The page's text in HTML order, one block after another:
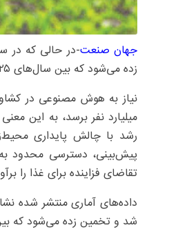
جهان صنعت
زده می‌شود که بین سال‌های ۲۰۲۵ تا ۲۰۳۴، نرخ رشد مرکب سالانه ۳/۲۶درصد را ثبت کند.
رشد با چالش پایداری
پیش‌بینی، دسترسی محدود
تقاضای فزاینده برای غذا را
شد و تخمین زده می‌شود که بین سال‌های ۲۰۲۵ تا ۲۰۳۴ نرخ رشد مرکب